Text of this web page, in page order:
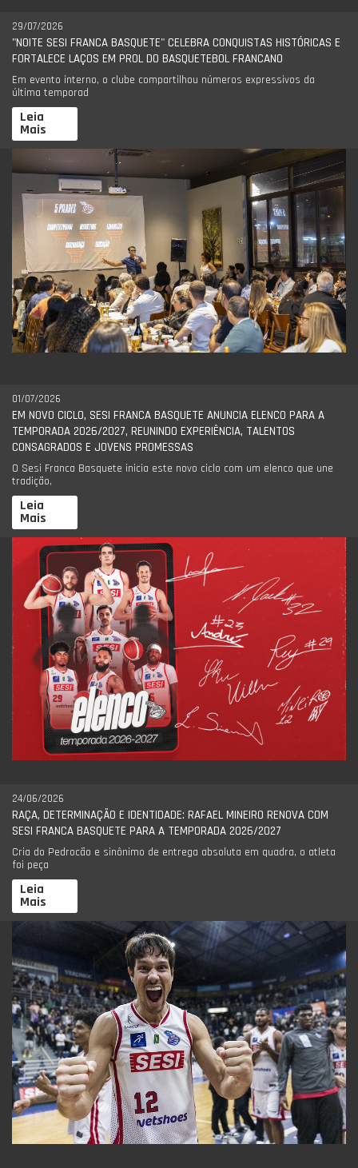
29/07/2026
"NOITE SESI FRANCA BASQUETE" CELEBRA CONQUISTAS HISTÓRICAS E
FORTALECE LAÇOS EM PROL DO BASQUETEBOL FRANCANO
Em evento interno, o clube compartilhou números expressivos da
última temporad
Leia
Mais
01/07/2026
EM NOVO CICLO, SESI FRANCA BASQUETE ANUNCIA ELENCO PARA A
TEMPORADA 2026/2027, REUNINDO EXPERIÊNCIA, TALENTOS
CONSAGRADOS E JOVENS PROMESSAS
O Sesi Franca Basquete inicia este novo ciclo com um elenco que une
tradição,
Leia
Mais
24/06/2026
RAÇA, DETERMINAÇÃO E IDENTIDADE: RAFAEL MINEIRO RENOVA COM
SESI FRANCA BASQUETE PARA A TEMPORADA 2026/2027
Cria do Pedrocão e sinônimo de entrega absoluta em quadra, o atleta
foi peça
Leia
Mais